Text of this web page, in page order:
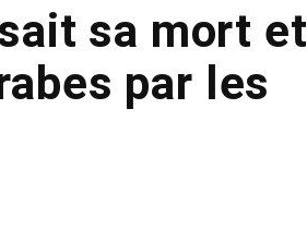
sa mort et
par les